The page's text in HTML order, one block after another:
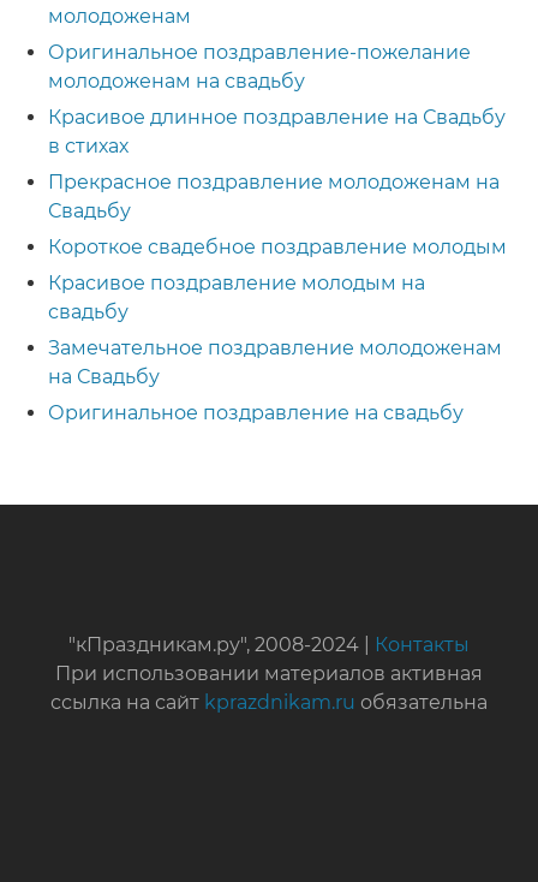
молодоженам
Оригинальное поздравление-пожелание
молодоженам на свадьбу
Красивое длинное поздравление на Свадьбу
в стихах
Прекрасное поздравление молодоженам на
Свадьбу
Короткое свадебное поздравление молодым
Красивое поздравление молодым на
свадьбу
Замечательное поздравление молодоженам
на Свадьбу
Оригинальное поздравление на свадьбу
"кПраздникам.ру", 2008-2024 |
Контакты
При использовании материалов активная
ссылка на сайт kprazdnikam.ru обязательна